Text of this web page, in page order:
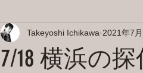
7/18 横浜の
Takeyoshi Ichikawa 2021年7